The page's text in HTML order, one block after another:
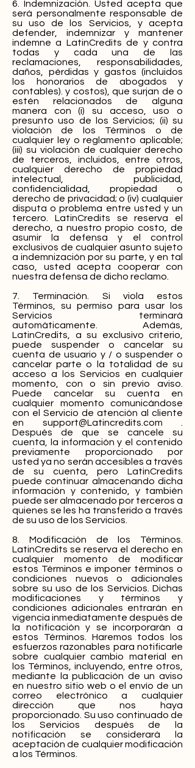
6. Indemnización. Usted acepta que
será personalmente responsable de
su uso de los Servicios, y acepta
defender, indemnizar y mantener
indemne a LatinCredits de y contra
todas y cada una de las
reclamaciones, responsabilidades,
daños, pérdidas y gastos (incluidos
los honorarios de abogados y
contables). y costos), que surjan de o
estén relacionados de alguna
manera con (i) su acceso, uso o
presunto uso de los Servicios; (ii) su
violación de los Términos o de
cualquier ley o reglamento aplicable;
(iii) su violación de cualquier derecho
de terceros, incluidos, entre otros,
cualquier derecho de propiedad
intelectual, publicidad,
confidencialidad, propiedad o
derecho de privacidad; o (iv) cualquier
disputa o problema entre usted y un
tercero. LatinCredits se reserva el
derecho, a nuestro propio costo, de
asumir la defensa y el control
exclusivos de cualquier asunto sujeto
a indemnización por su parte, y en tal
caso, usted acepta cooperar con
nuestra defensa de dicho reclamo.
7. Terminación. Si viola estos
Términos, su permiso para usar los
Servicios terminará
automáticamente. Además,
LatinCredits, a su exclusivo criterio,
puede suspender o cancelar su
cuenta de usuario y / o suspender o
cancelar parte o la totalidad de su
acceso a los Servicios en cualquier
momento, con o sin previo aviso.
Puede cancelar su cuenta en
cualquier momento comunicándose
con el Servicio de atención al cliente
en support@Latincredits.com
Después de que se cancele su
cuenta, la información y el contenido
previamente proporcionado por
usted ya no serán accesibles a través
de su cuenta, pero LatinCredits
puede continuar almacenando dicha
información y contenido, y también
puede ser almacenado por terceros a
quienes se les ha transferido a través
de su uso de los Servicios.
8. Modificación de los Términos.
LatinCredits se reserva el derecho en
cualquier momento de modificar
estos Términos e imponer términos o
condiciones nuevos o adicionales
sobre su uso de los Servicios. Dichas
modificaciones y términos y
condiciones adicionales entrarán en
vigencia inmediatamente después de
la notificación y se incorporarán a
estos Términos. Haremos todos los
esfuerzos razonables para notificarle
sobre cualquier cambio material en
los Términos, incluyendo, entre otros,
mediante la publicación de un aviso
en nuestro sitio web o el envío de un
correo electrónico a cualquier
dirección que nos haya
proporcionado. Su uso continuado de
los Servicios después de la
notificación se considerará la
aceptación de cualquier modificación
a los Términos.